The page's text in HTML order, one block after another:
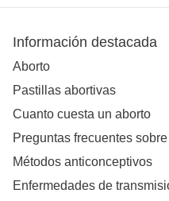
Información destacada
Aborto
Pastillas abortivas
Cuanto cuesta un aborto
Preguntas frecuentes
Métodos anticonceptivos
Enfermedades de